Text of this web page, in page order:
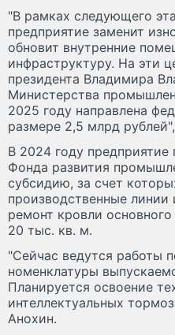
"В рамках следующего
предприятие заменит
обновит внутренние
инфраструктуру. На эти
президента Владимира
Министерства
2025 году направлена
размере 2,5 млрд
В 2024 году предприятие
Фонда развития
субсидию, за счет
производственные
ремонт кровли
20 тыс. кв. м.
"Сейчас ведутся работы
номенклатуры
Планируется освоение
интеллектуальных
Анохин.